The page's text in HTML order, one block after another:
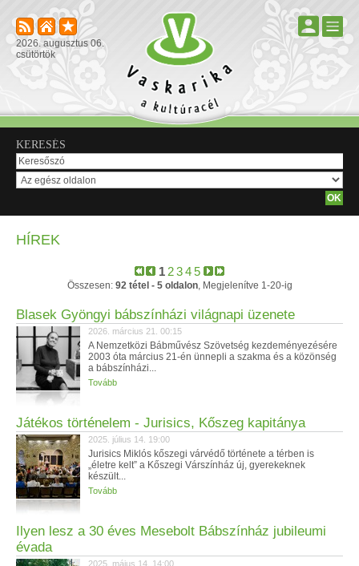
2026. augusztus 06.
csütörtök
KERESÉS
HÍREK
1 2345
Összesen: 92 tétel - 5 oldalon, Megjelenítve 1-20-ig
Blasek Gyöngyi bábszínházi világnapi üzenete
2026. március 21. 00:15
A Nemzetközi Bábművész Szövetség kezdeményezésére
2003 óta március 21-én ünnepli a szakma és a közönség
a bábszínházi...
Tovább
Játékos történelem - Jurisics, Kőszeg kapitánya
2025. július 14. 19:00
Jurisics Miklós kőszegi várvédő története a térben is
„életre kelt” a Kőszegi Várszínház új, gyerekeknek
készült...
Tovább
Ilyen lesz a 30 éves Mesebolt Bábszínház jubileumi
évada
2025. május 14. 14:00